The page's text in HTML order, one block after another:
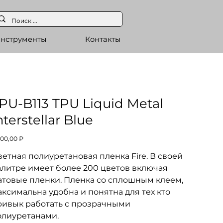
Контакты
B113 TPU Liquid Metal
Blue
₽
полиуретановая пленка Fire. В своей
имеет более 200 цветов включая
пленки. Пленка со сплошным клеем,
удобна и понятна для тех кто
работать с прозрачными